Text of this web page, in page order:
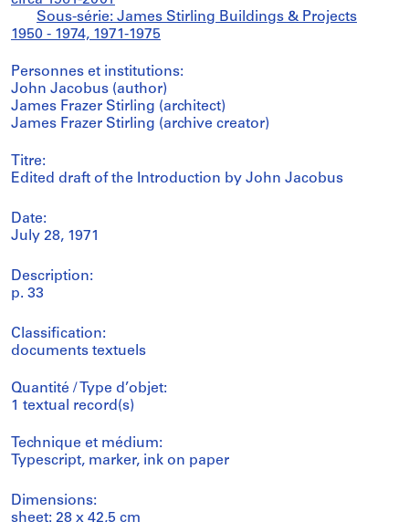
Sous-série: James Stirling Buildings & Projects
1950 - 1974, 1971-1975
Personnes et institutions:
John Jacobus (author)
James Frazer Stirling (architect)
James Frazer Stirling (archive creator)
Titre:
Edited draft of the Introduction by John Jacobus
Date:
July 28, 1971
Description:
p. 33
Classification:
documents textuels
Quantité / Type d’objet:
1 textual record(s)
Technique et médium:
Typescript, marker, ink on paper
Dimensions:
sheet: 28 x 42,5 cm